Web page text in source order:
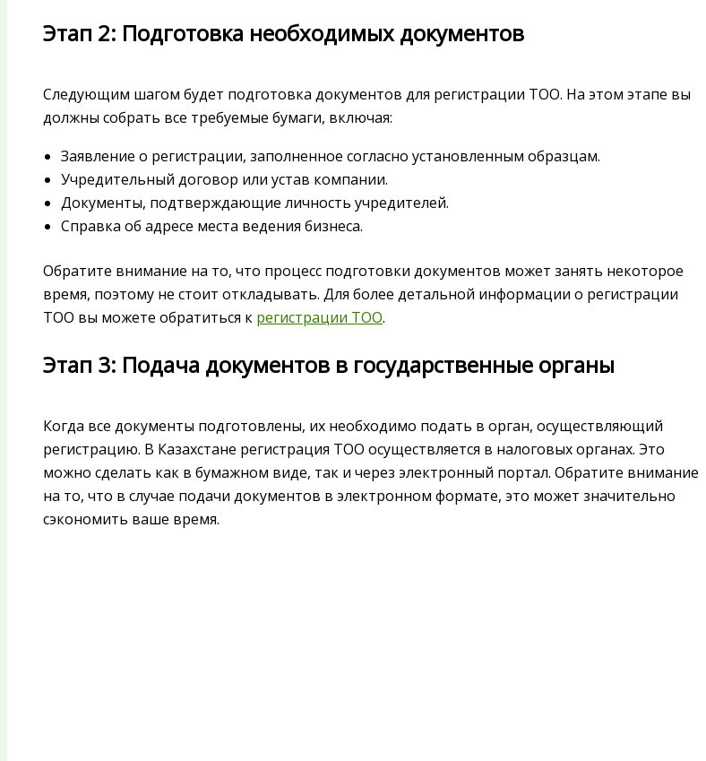
Этап 2: Подготовка необходимых документов
Следующим шагом будет подготовка документов для регистрации ТОО. На этом этапе вы
должны собрать все требуемые бумаги, включая:
Заявление о регистрации, заполненное согласно установленным образцам.
Учредительный договор или устав компании.
Документы, подтверждающие личность учредителей.
Справка об адресе места ведения бизнеса.
Обратите внимание на то, что процесс подготовки документов может занять некоторое
время, поэтому не стоит откладывать. Для более детальной информации о регистрации
ТОО вы можете обратиться к регистрации ТОО.
Этап 3: Подача документов в государственные органы
Когда все документы подготовлены, их необходимо подать в орган, осуществляющий
регистрацию. В Казахстане регистрация ТОО осуществляется в налоговых органах. Это
можно сделать как в бумажном виде, так и через электронный портал. Обратите внимание
на то, что в случае подачи документов в электронном формате, это может значительно
сэкономить ваше время.